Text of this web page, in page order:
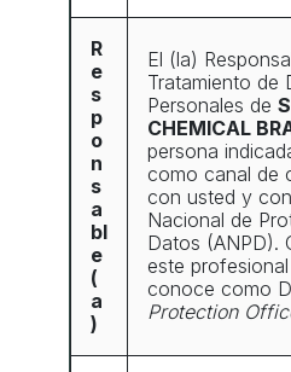
R
e
s
p
o
n
s
a
bl
e
(
a
)
El (la)
Tratamiento de
Personales de
CHEMICAL
persona
como canal de
con usted y
Nacional de
Datos (ANPD).
este
conoce como
Protection